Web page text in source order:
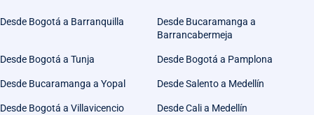
Desde Bogotá a Barranquilla
Desde Bucaramanga a
Barrancabermeja
Desde Bogotá a Tunja Desde Bogotá a Pamplona
Desde Bucaramanga a Yopal Desde Salento a Medellín
Desde Bogotá a Villavicencio Desde Cali a Medellín